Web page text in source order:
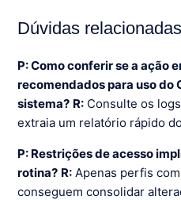
Dúvidas relacionadas
P: Como conferir se a ação
recomendados para uso do
sistema? R: Consulte os
extraia um relatório rápido
P: Restrições de acesso
rotina? R: Apenas perfis com
conseguem consolidar